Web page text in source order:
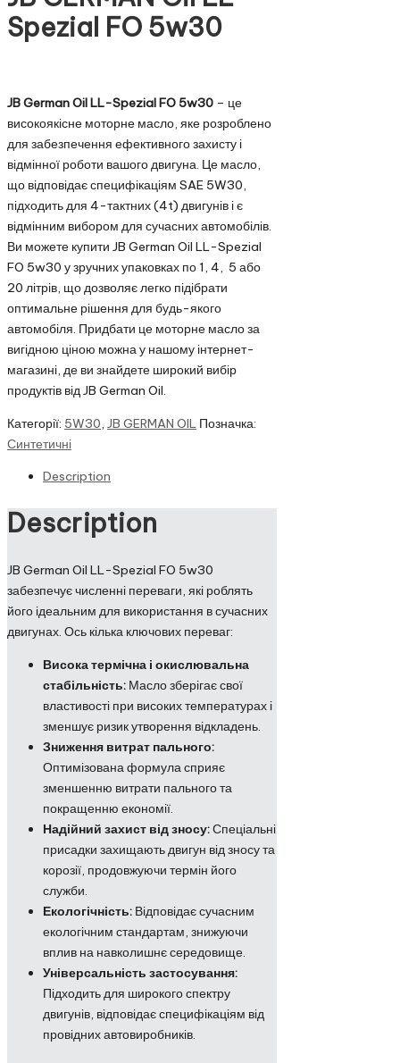
Spezial FO 5w30
JB German Oil LL-Spezial FO 5w30 – це
високоякісне моторне масло, яке розроблено
для забезпечення ефективного захисту і
відмінної роботи вашого двигуна. Це масло,
що відповідає специфікаціям SAE 5W30,
підходить для 4-тактних (4t) двигунів і є
відмінним вибором для сучасних автомобілів.
Ви можете купити JB German Oil LL-Spezial
FO 5w30 у зручних упаковках по 1, 4, 5 або
20 літрів, що дозволяє легко підібрати
оптимальне рішення для будь-якого
автомобіля. Придбати це моторне масло за
вигідною ціною можна у нашому інтернет-
магазині, де ви знайдете широкий вибір
продуктів від JB German Oil.
Категорії: 5W30, JB GERMAN OIL Позначка:
Синтетичні
Description
Description
JB German Oil LL-Spezial FO 5w30
забезпечує численні переваги, які роблять
його ідеальним для використання в сучасних
двигунах. Ось кілька ключових переваг:
Висока термічна і окислювальна
стабільність: Масло зберігає свої
властивості при високих температурах і
зменшує ризик утворення відкладень.
Зниження витрат пального:
Оптимізована формула сприяє
зменшенню витрати пального та
покращенню економії.
Надійний захист від зносу:Спеціальні
присадки захищають двигун від зносу та
корозії, продовжуючи термін його
служби.
Екологічність: Відповідає сучасним
екологічним стандартам, знижуючи
вплив на навколишнє середовище.
Універсальність застосування:
Підходить для широкого спектру
двигунів, відповідає специфікаціям від
провідних автовиробників.